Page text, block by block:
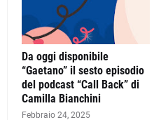
Da oggi disponibile
“Gaetano” il sesto episodio
del podcast “Call Back” di
Camilla Bianchini
Febbraio 24, 2025